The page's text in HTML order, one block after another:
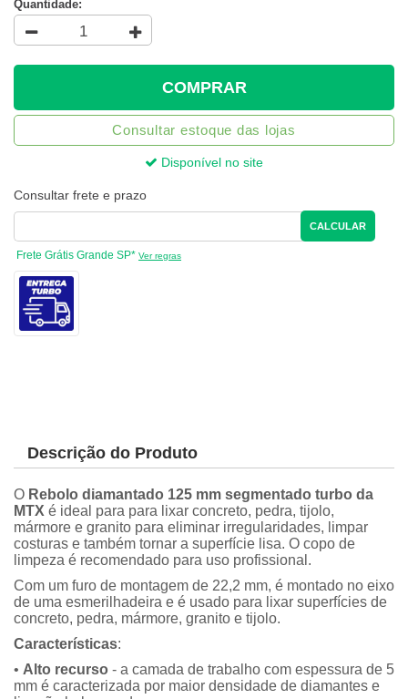
Quantidade:
COMPRAR
Consultar estoque das lojas
Disponível no site
Consultar frete e prazo
CALCULAR
Frete Grátis Grande SP* Ver regras
Descrição do Produto
O Rebolo diamantado 125 mm segmentado turbo da
MTX é ideal para para lixar concreto, pedra, tijolo,
mármore e granito para eliminar irregularidades, limpar
costuras e também tornar a superfície lisa. O copo de
limpeza é recomendado para uso profissional.
Com um furo de montagem de 22,2 mm, é montado no eixo
de uma esmerilhadeira e é usado para lixar superfícies de
concreto, pedra, mármore, granito e tijolo.
Características:
• Alto recurso - a camada de trabalho com espessura de 5
mm é caracterizada por maior densidade de diamantes e